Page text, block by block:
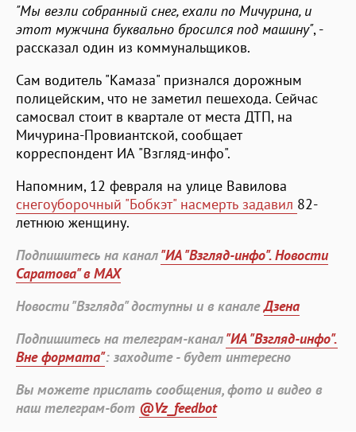
"Мы везли собранный снег, ехали по Мичурина, и
этот мужчина буквально бросился под машину", -
рассказал один из коммунальщиков.
Сам водитель "Камаза" признался дорожным
полицейским, что не заметил пешехода. Сейчас
самосвал стоит в квартале от места ДТП, на
Мичурина-Провиантской, сообщает
корреспондент ИА "Взгляд-инфо".
Напомним, 12 февраля на улице Вавилова
снегоуборочный "Бобкэт" насмерть задавил 82-
летнюю женщину.
Подпишитесь на канал"ИА "Взгляд-инфо". Новости
Саратова" в MAX
Новости "Взгляда" доступны и в каналеДзена
Подпишитесь на телеграм-канал"ИА "Взгляд-инфо".
Вне формата": заходите - будет интересно
Вы можете прислать сообщения, фото и видео в
наш телеграм-бот @Vz_feedbot